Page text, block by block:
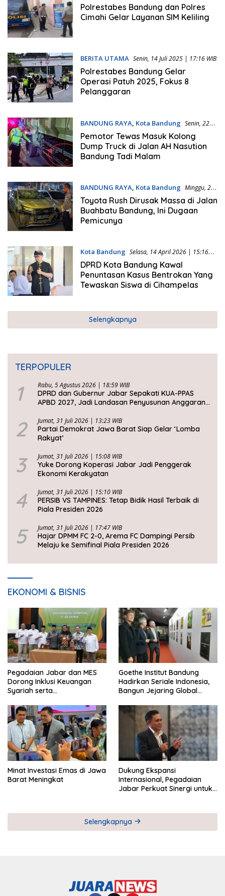
06:11 WIB
Polrestabes Bandung dan Polres
Cimahi Gelar Layanan SIM Keliling
BERITA UTAMA Senin, 14 Juli 2025 | 17:16 WIB
Polrestabes Bandung Gelar
Operasi Patuh 2025, Fokus 8
Pelanggaran
BANDUNG RAYA Kota Bandung Senin, 22
Juni 2026 | 09:08 WIB
Pemotor Tewas Masuk Kolong
Dump Truck di Jalan AH Nasution
Bandung Tadi Malam
BANDUNG RAYA, Kota Bandung Minggu, 21
Juni 2026 | 09:58 WIB
Toyota Rush Dirusak Massa di Jalan
Buahbatu Bandung, Ini Dugaan
Pemicunya
Kota Bandung Selasa, 14 April 2026 | 15:16
WIB
DPRD Kota Bandung Kawal
Penuntasan Kasus Bentrokan Yang
Tewaskan Siswa di Cihampelas
Selengkapnya
TERPOPULER
1 Rabu, 5 Agustus 2026 | 18:59 WIB
DPRD dan Gubernur Jabar Sepakati KUA-PPAS
APBD 2027, Jadi Landasan Penyusunan Anggaran
2 Jumat, 31 Juli 2026 | 13:23 WIB
Partai Demokrat Jawa Barat Siap Gelar ‘Lomba
Rakyat’
3 Jumat, 31 Juli 2026 | 15:08 WIB
Yuke Dorong Koperasi Jabar Jadi Penggerak
Ekonomi Kerakyatan
4 Jumat, 31 Juli 2026 | 15:10 WIB
PERSIB VS TAMPINES: Tetap Bidik Hasil Terbaik di
Piala Presiden 2026
5 Jumat, 31 Juli 2026 | 17:47 WIB
Hajar DPMM FC 2-0, Arema FC Dampingi Persib
Melaju ke Semifinal Piala Presiden 2026
EKONOMI & BISNIS
Pegadaian Jabar dan MES
Dorong Inklusi Keuangan
Syariah serta
Goethe Institut Bandung
Hadirkan Seriale Indonesia,
Bangun Jejaring Global
Minat Investasi Emas di Jawa
Barat Meningkat
Dukung Ekspansi
Internasional, Pegadaian
Jabar Perkuat Sinergi untuk
Selengkapnya